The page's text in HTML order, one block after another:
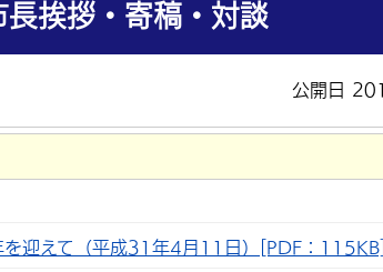
挨拶・寄稿・対談
公開日
迎えて（平成31年4月11日）[PDF：115KB]